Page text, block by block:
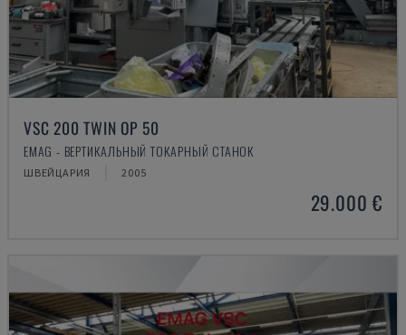
VSC 200 TWIN OP 50
EMAG - ВЕРТИКАЛЬНЫЙ ТОКАРНЫЙ СТАНОК
ШВЕЙЦАРИЯ 2005
29.000 €